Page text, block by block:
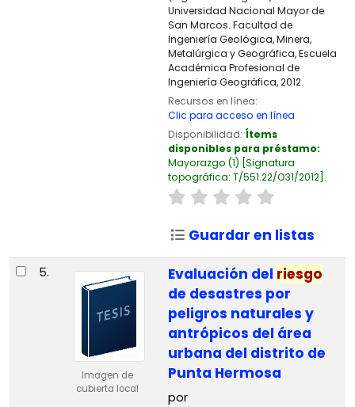
Universidad Nacional Mayor de
San Marcos. Facultad de
Ingeniería Geológica, Minera,
Metalúrgica y Geográfica, Escuela
Académica Profesional de
Ingeniería Geográfica, 2012.
Recursos en línea:
Clic para acceso en línea
Disponibilidad: Ítems
disponibles para préstamo:
Mayorazgo (1) Signatura
topográfica: T/551.22/O31/2012 .
Guardar en listas
5.
Imagen de
cubierta local
Evaluación del riesgo
de desastres por
peligros naturales y
antrópicos del área
urbana del distrito de
Punta Hermosa
por